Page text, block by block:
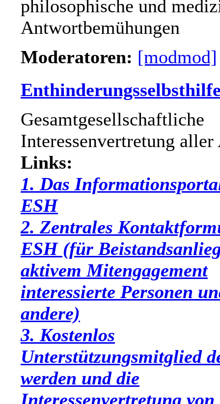
philosophische und
Antwortbemühungen
Moderatoren: [modmod]
Gesamtgesellschaftliche
Interessenvertretung
Links:
1. Das
ESH
2. Zentrales
ESH (für
aktivem Mitengagement
interessierte Personen
andere)
3. Kostenlos
Unterstützungsmitglied
werden und die
Interessenvertretung von